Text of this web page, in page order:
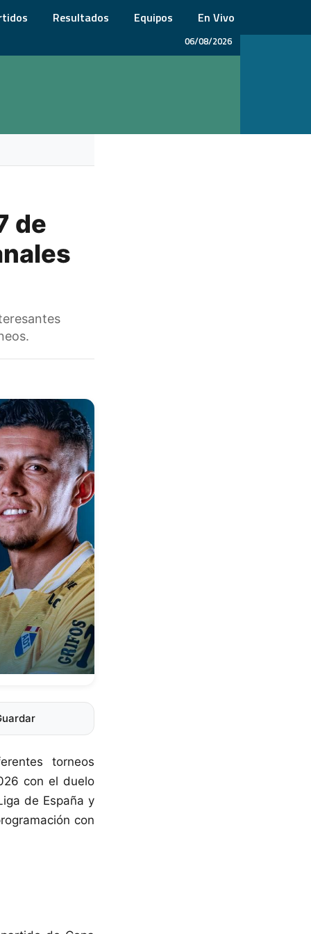
Resultados Equipos En Vivo
06/08/2026
de
torneos
con el duelo
de España y
con